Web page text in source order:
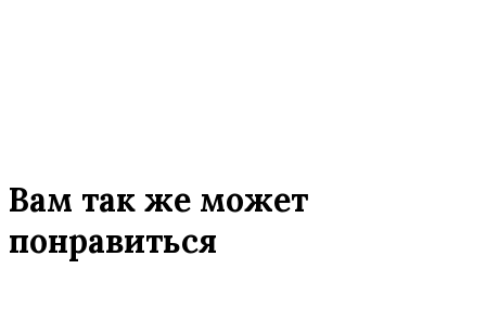
Вам так же может
понравиться